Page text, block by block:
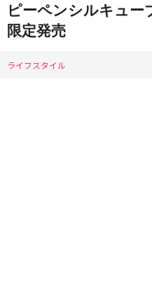
ピーペンシルキュー
限定発売
ライフスタイル